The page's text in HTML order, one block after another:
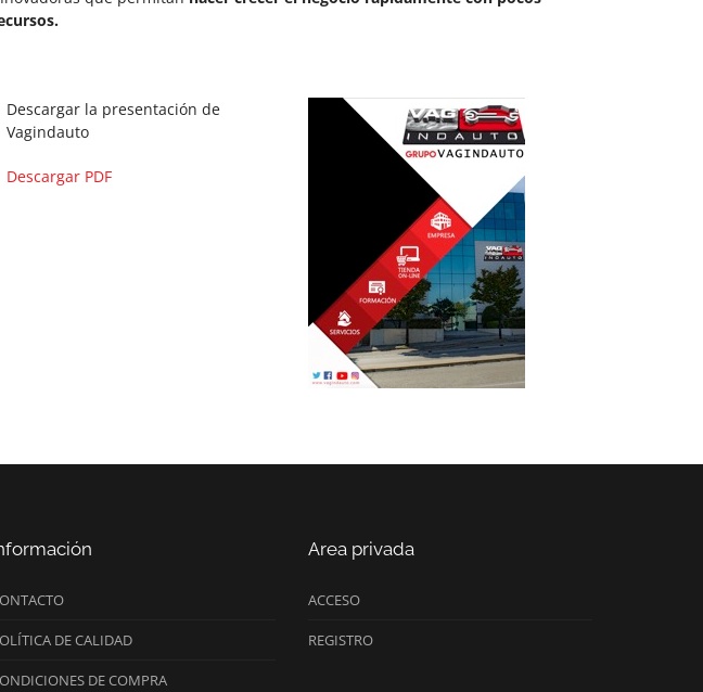
Descargar la presentación de
Vagindauto
Descargar PDF
DE CALIDAD
DE COMPRA
Area privada
ACCESO
REGISTRO